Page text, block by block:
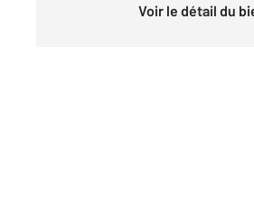
Voir le détail du